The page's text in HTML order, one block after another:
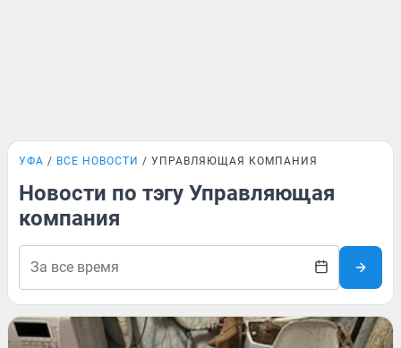
УФА ВСЕ НОВОСТИ УПРАВЛЯЮЩАЯ КОМПАНИЯ
Новости по тэгу Управляющая
компания